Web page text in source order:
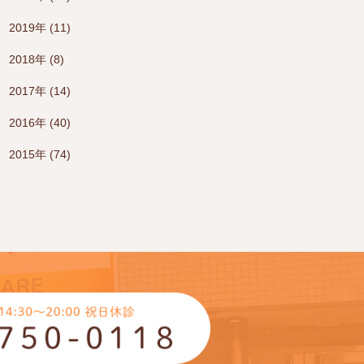
2019年 (11)
2018年 (8)
2017年 (14)
2016年 (40)
2015年 (74)